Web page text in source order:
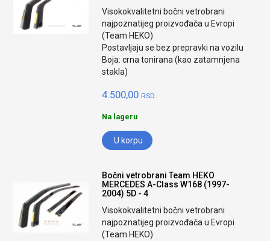
Visokokvalitetni bočni vetrobrani
najpoznatijeg proizvođača u Evropi
(Team HEKO)
Postavljaju se bez prepravki na vozilu
Boja: crna tonirana (kao zatamnjena
stakla)
4.500,00 RSD.
Na lageru
U korpu
Bočni vetrobrani Team HEKO
MERCEDES A-Class W168 (1997-
2004) 5D - 4
Visokokvalitetni bočni vetrobrani
najpoznatijeg proizvođača u Evropi
(Team HEKO)